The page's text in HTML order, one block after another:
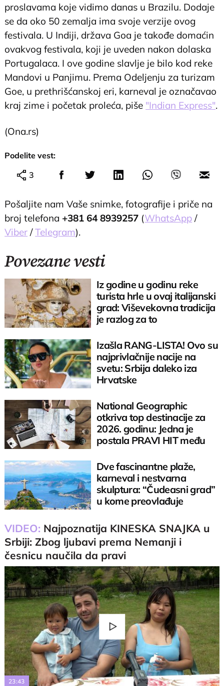
proslavama koje vidimo danas u Brazilu. Dodaje
se da oko 50 zemalja ima svoje verzije ovog
festivala. U Indiji, država Goa je takođe domaćin
ovakvog festivala, koji je uveden nakon dolaska
Portugalaca. I ove godine slavlje je bilo kod reke
Mandovi u Panjimu. Prema Odeljenju za turizam
Goe, u prethrišćanskoj eri, karneval je označavao
kraj zime i početak proleća, piše "Indian Express".
(Ona.rs)
Podelite vest:
3
Pošaljite nam Vaše snimke, fotografije i priče na
broj telefona +381 64 8939257 (WhatsApp /
Viber /Telegram).
Povezane vesti
Iz godine u godinu reke
turista hrle u ovaj italijanski
grad: Viševekovna tradicija
je razlog za to
Izašla RANG-LISTA! Ovo su
najprivlačnije nacije na
svetu: Srbija daleko iza
Hrvatske
National Geographic
otkriva top destinacije za
2026. godinu: Jedna je
postala PRAVI HIT među
Dve fascinantne plaže,
karneval i nestvarna
skulptura: “Čudeasni grad”
u kome preovlađuje
VIDEO: Najpoznatija KINESKA SNAJKA u
Srbiji: Zbog ljubavi prema Nemanji i
česnicu naučila da pravi
Play
Video
23:43